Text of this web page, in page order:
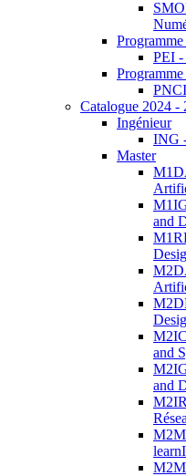
PEI -
Catalogue 2024 -
Ingénieur
ING
Master
and
and
and